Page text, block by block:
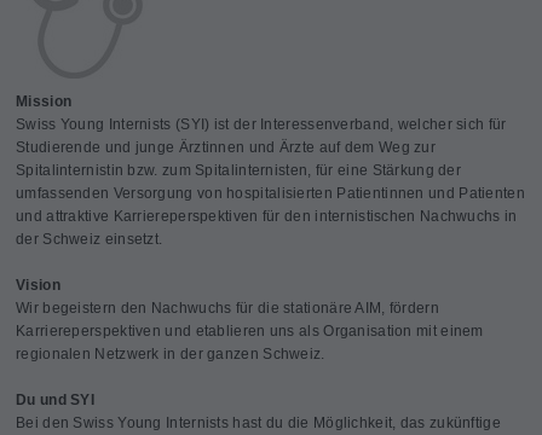
Mission
Swiss Young Internists (SYI) ist der Interessenverband, welcher sich für
Studierende und junge Ärztinnen und Ärzte auf dem Weg zur
Spitalinternistin bzw. zum Spitalinternisten, für eine Stärkung der
umfassenden Versorgung von hospitalisierten Patientinnen und Patienten
und attraktive Karriereperspektiven für den internistischen Nachwuchs in
der Schweiz einsetzt.
Vision
Wir begeistern den Nachwuchs für die stationäre AIM, fördern
Karriereperspektiven und etablieren uns als Organisation mit einem
regionalen Netzwerk in der ganzen Schweiz.
Du und SYI
Bei den Swiss Young Internists hast du die Möglichkeit, das zukünftige